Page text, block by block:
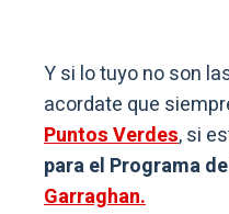
Y si lo tuyo no son
acordate que
Puntos Verdes, si
para el Programa
Garraghan.